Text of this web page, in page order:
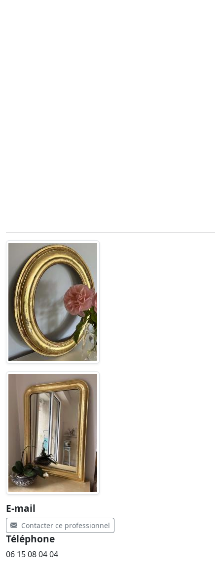
E-mail
Contacter ce professionnel
Téléphone
06 15 08 04 04